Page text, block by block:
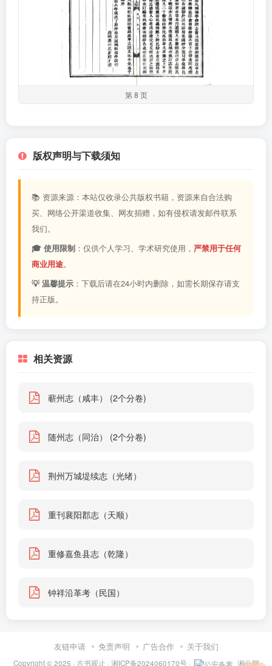
第 8 页
版权声明与下载须知
📚 资源来源：本站仅收录公共版权书籍，资源来自合法购
买、网络公开渠道收集、网友捐赠，如有侵权请发邮件联系
我们。
🎓 使用限制 ：仅供个人学习、学术研究使用， 严禁用于任何
商业用途。
💡 温馨提示 ：下载后请在24小时内删除，如需长期保存请支
持正版。
相关资源
蕲州志（咸丰） (2个分卷)
随州志（同治） (2个分卷)
荆州万城堤续志（光绪）
重刊襄阳郡志（天顺）
重修嘉鱼县志（乾隆）
钟祥沿革考（民国）
友链申请 免责声明 广告合作 关于我们
Copyright © 2025 · 古书观止 · 湘ICP备2024060170号· 湘公网